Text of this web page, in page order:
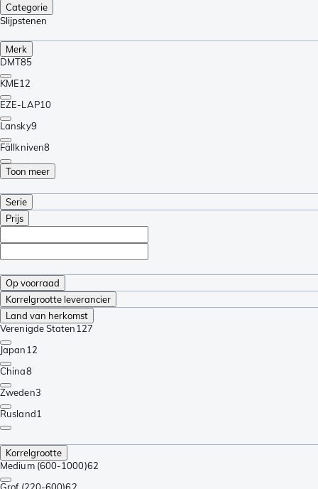
Categorie
Slijpstenen
Merk
DMT85
KME12
EZE-LAP10
Lansky9
Fällkniven8
Toon meer
Serie
Prijs
Op voorraad
Korrelgrootte leverancier
Land van herkomst
Verenigde Staten127
Japan12
China8
Zweden3
Rusland1
Korrelgrootte
Medium (600-1000)62